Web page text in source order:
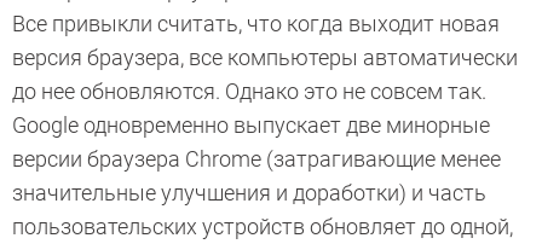
Все привыкли считать, что когда выходит новая
версия браузера, все компьютеры автоматически
до нее обновляются. Однако это не совсем так.
Google одновременно выпускает две минорные
версии браузера Chrome (затрагивающие менее
значительные улучшения и доработки) и часть
пользовательских устройств обновляет до одной,